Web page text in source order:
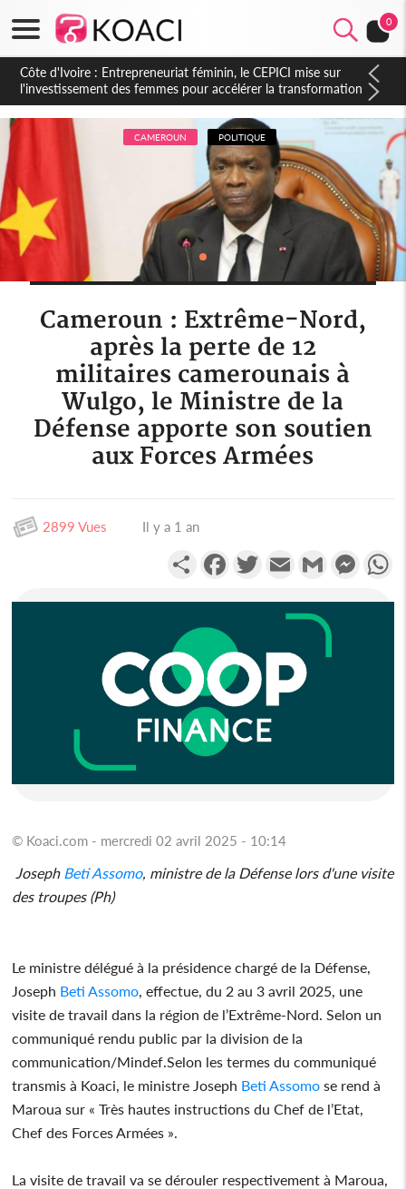
0
Côte d'Ivoire : Indépendance, le sous-préfet de Lobakuya
(Sassandra) relève des avancées importantes dans sa
circonscription
CAMEROUN POLITIQUE
Cameroun : Extrême-Nord,
après la perte de 12
militaires camerounais à
Wulgo, le Ministre de la
Défense apporte son soutien
aux Forces Armées
2899 Vues Il y a 1 an
PartagerFacebookTwitterEmail Gmail
© Koaci.com - mercredi 02 avril 2025 - 10:14
JosephBeti Assomo, ministre de la Défense lors d'une visite
des troupes (Ph)
Le ministre délégué à la présidence chargé de la Défense,
Joseph Beti Assomo , effectue, du 2 au 3 avril 2025, une
visite de travail dans la région de l’Extrême-Nord. Selon un
communiqué rendu public par la division de la
communication/Mindef.Selon les termes du communiqué
transmis à Koaci, le ministre Joseph Beti Assomo se rend à
Maroua sur « Très hautes instructions du Chef de l’Etat,
Chef des Forces Armées ».
La visite de travail va se dérouler respectivement à Maroua,